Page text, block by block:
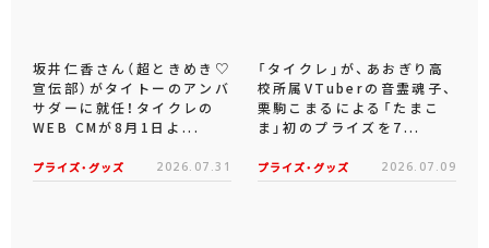
坂井仁香さん（超ときめき♡
宣伝部）がタイトーのアンバ
サダーに就任！タイクレの
WEB CMが8月1日よ...
プライズ・グッズ 2026.07.31
「タイクレ」が、あおぎり高
校所属VTuberの音霊魂子、
栗駒こまるによる「たまこ
ま」初のプライズを7...
プライズ・グッズ 2026.07.09